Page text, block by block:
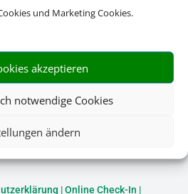
und Marketing Cookies.
akzeptieren
notwendige Cookies
ändern
|Online Check-In |